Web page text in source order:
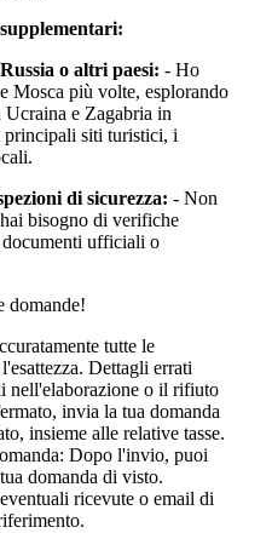
o altri paesi: - Ho
Mosca più volte, esplorando
e Zagabria in
principali siti turistici, i
di sicurezza: - Non
bisogno di verifiche
ufficiali o
domande!
tutte le
Dettagli errati
nell'elaborazione o il rifiuto
invia la tua domanda
insieme alle relative tasse.
Dopo l'invio, puoi
domanda di visto.
ricevute o email di